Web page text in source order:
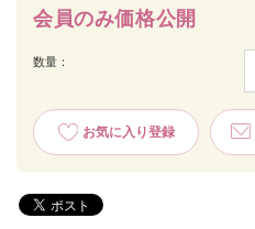
会員のみ価格公開
数量：
お気に入り登録